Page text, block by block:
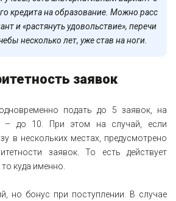
кредита на образование. Можно расс
и «растянуть удовольствие», перечи
несколько лет, уже став на ноги.
заявок
подать до 5 заявок, на
– до 10. При этом на случай, если
в нескольких местах, предусмотрено
заявок. То есть действует
куда именно.
но бонус при поступлении. В случае